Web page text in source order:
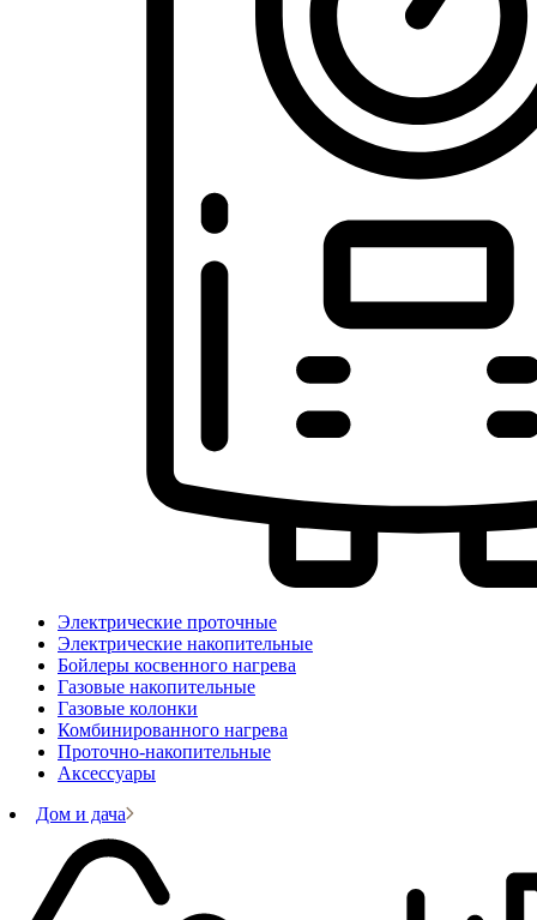
Электрические проточные
Электрические накопительные
Бойлеры косвенного нагрева
Газовые накопительные
Газовые колонки
Комбинированного нагрева
Проточно-накопительные
Аксессуары
Дом и дача